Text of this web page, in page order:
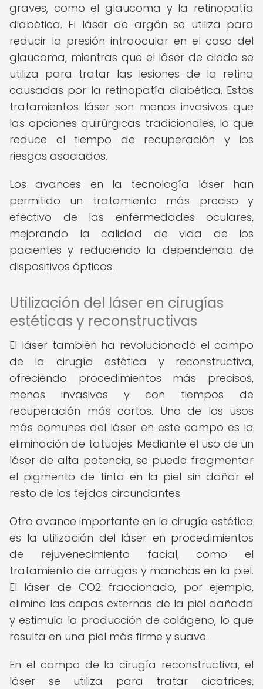
graves, como el glaucoma y la retinopatía
diabética. El láser de argón se utiliza para
reducir la presión intraocular en el caso del
glaucoma, mientras que el láser de diodo se
utiliza para tratar las lesiones de la retina
causadas por la retinopatía diabética. Estos
tratamientos láser son menos invasivos que
las opciones quirúrgicas tradicionales, lo que
reduce el tiempo de recuperación y los
riesgos asociados.
Los avances en la tecnología láser han
permitido un tratamiento más preciso y
efectivo de las enfermedades oculares,
mejorando la calidad de vida de los
pacientes y reduciendo la dependencia de
dispositivos ópticos.
Utilización del láser en cirugías
estéticas y reconstructivas
El láser también ha revolucionado el campo
de la cirugía estética y reconstructiva,
ofreciendo procedimientos más precisos,
menos invasivos y con tiempos de
recuperación más cortos. Uno de los usos
más comunes del láser en este campo es la
eliminación de tatuajes. Mediante el uso de un
láser de alta potencia, se puede fragmentar
el pigmento de tinta en la piel sin dañar el
resto de los tejidos circundantes.
Otro avance importante en la cirugía estética
es la utilización del láser en procedimientos
de rejuvenecimiento facial, como el
tratamiento de arrugas y manchas en la piel.
El láser de CO2 fraccionado, por ejemplo,
elimina las capas externas de la piel dañada
y estimula la producción de colágeno, lo que
resulta en una piel más firme y suave.
En el campo de la cirugía reconstructiva, el
láser se utiliza para tratar cicatrices,